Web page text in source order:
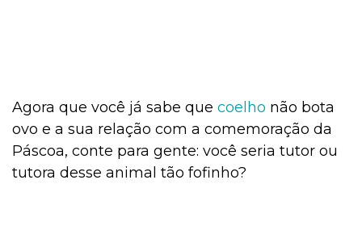
Agora que você já sabe que coelho não bota
ovo e a sua relação com a comemoração da
Páscoa, conte para gente: você seria tutor ou
tutora desse animal tão fofinho?